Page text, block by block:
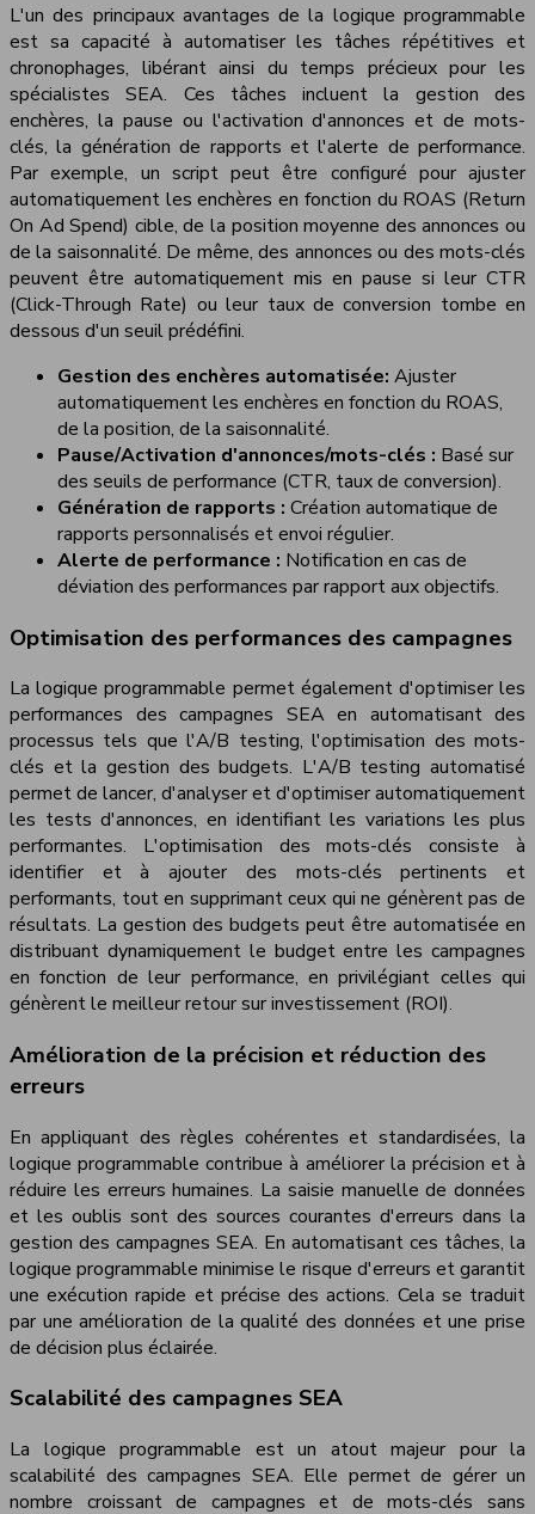
L'un des principaux avantages de la logique programmable
est sa capacité à automatiser les tâches répétitives et
chronophages, libérant ainsi du temps précieux pour les
spécialistes SEA. Ces tâches incluent la gestion des
enchères, la pause ou l'activation d'annonces et de mots-
clés, la génération de rapports et l'alerte de performance.
Par exemple, un script peut être configuré pour ajuster
automatiquement les enchères en fonction du ROAS (Return
On Ad Spend) cible, de la position moyenne des annonces ou
de la saisonnalité. De même, des annonces ou des mots-clés
peuvent être automatiquement mis en pause si leur CTR
(Click-Through Rate) ou leur taux de conversion tombe en
dessous d'un seuil prédéfini.
Gestion des enchères automatisée: Ajuster
automatiquement les enchères en fonction du ROAS,
de la position, de la saisonnalité.
Pause/Activation d'annonces/mots-clés : Basé sur
des seuils de performance (CTR, taux de conversion).
Génération de rapports : Création automatique de
rapports personnalisés et envoi régulier.
Alerte de performance : Notification en cas de
déviation des performances par rapport aux objectifs.
Optimisation des performances des campagnes
La logique programmable permet également d'optimiser les
performances des campagnes SEA en automatisant des
processus tels que l'A/B testing, l'optimisation des mots-
clés et la gestion des budgets. L'A/B testing automatisé
permet de lancer, d'analyser et d'optimiser automatiquement
les tests d'annonces, en identifiant les variations les plus
performantes. L'optimisation des mots-clés consiste à
identifier et à ajouter des mots-clés pertinents et
performants, tout en supprimant ceux qui ne génèrent pas de
résultats. La gestion des budgets peut être automatisée en
distribuant dynamiquement le budget entre les campagnes
en fonction de leur performance, en privilégiant celles qui
génèrent le meilleur retour sur investissement (ROI).
Amélioration de la précision et réduction des
erreurs
En appliquant des règles cohérentes et standardisées, la
logique programmable contribue à améliorer la précision et à
réduire les erreurs humaines. La saisie manuelle de données
et les oublis sont des sources courantes d'erreurs dans la
gestion des campagnes SEA. En automatisant ces tâches, la
logique programmable minimise le risque d'erreurs et garantit
une exécution rapide et précise des actions. Cela se traduit
par une amélioration de la qualité des données et une prise
de décision plus éclairée.
Scalabilité des campagnes SEA
La logique programmable est un atout majeur pour la
scalabilité des campagnes SEA. Elle permet de gérer un
nombre croissant de campagnes et de mots-clés sans